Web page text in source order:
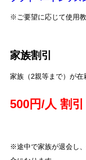
※ご要望に応じて使用
家族割引
家族（2親等まで）が
500円/人 割引
※途中で家族が退会し